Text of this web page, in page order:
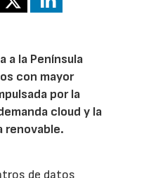
a la Península
con mayor
por la
cloud y la
renovable.
de datos